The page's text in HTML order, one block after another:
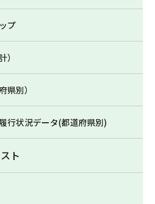
プ
）
県別）
行状況データ(都道府県別)
ト